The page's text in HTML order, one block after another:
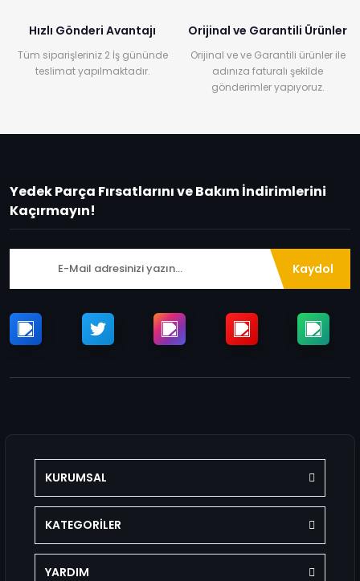
Hızlı Gönderi Avantajı
Tüm siparişleriniz 2 İş gününde
teslimat yapılmaktadır.
Orijinal ve Garantili Ürünler
Orijinal ve ve Garantili ürünler ile
adınıza faturalı şekilde
gönderimler yapıyoruz.
Yedek Parça Fırsatlarını ve Bakım İndirimlerini
Kaçırmayın!
Kaydol
KURUMSAL
KATEGORİLER
YARDIM